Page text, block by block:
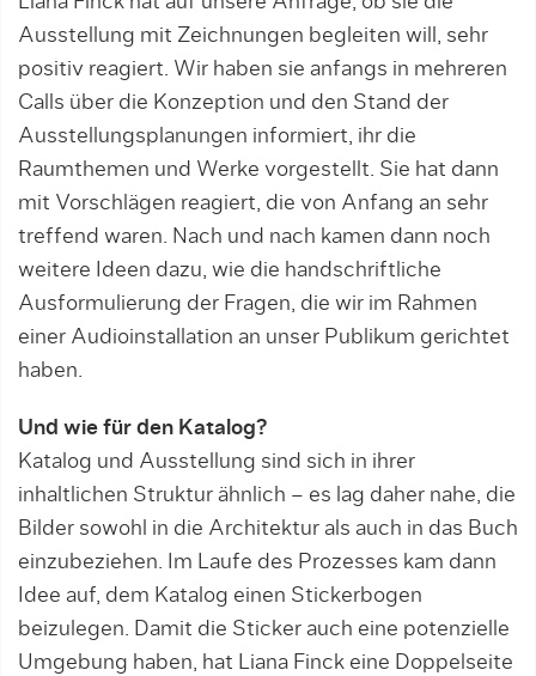
Ausstellung mit Zeichnungen begleiten will, sehr
positiv reagiert. Wir haben sie anfangs in mehreren
Calls über die Konzeption und den Stand der
Ausstellungsplanungen informiert, ihr die
Raumthemen und Werke vorgestellt. Sie hat dann
mit Vorschlägen reagiert, die von Anfang an sehr
treffend waren. Nach und nach kamen dann noch
weitere Ideen dazu, wie die handschriftliche
Ausformulierung der Fragen, die wir im Rahmen
einer Audioinstallation an unser Publikum gerichtet
haben.
Und wie für den Katalog?
Katalog und Ausstellung sind sich in ihrer
inhaltlichen Struktur ähnlich – es lag daher nahe, die
Bilder sowohl in die Architektur als auch in das Buch
einzubeziehen. Im Laufe des Prozesses kam dann
Idee auf, dem Katalog einen Stickerbogen
beizulegen. Damit die Sticker auch eine potenzielle
Umgebung haben, hat Liana Finck eine Doppelseite